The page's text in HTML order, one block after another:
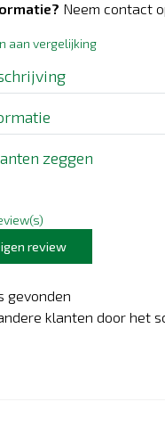
Neem contact
aan vergelijking
zeggen
review
gevonden
klanten door het